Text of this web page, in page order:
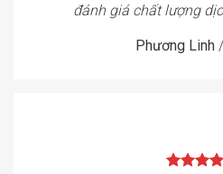
đánh giá chất lượng
Phương Linh /